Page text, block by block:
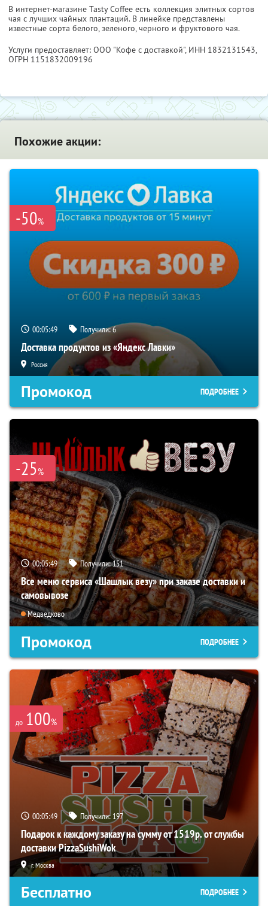
В интернет-магазине Tasty Coffee есть коллекция элитных сортов
чая с лучших чайных плантаций. В линейке представлены
известные сорта белого, зеленого, черного и фруктового чая.
Услуги предоставляет: ООО "Кофе с доставкой", ИНН 1832131543,
ОГРН 1151832009196
Похожие акции:
-50%
00:05:49 Получили:6
Доставка продуктов из «Яндекс Лавки»
Россия
Промокод ПОДРОБНЕЕ
-25%
00:05:49 Получили:151
Все меню сервиса «Шашлык везу» при заказе доставки и
самовывозе
Медведково
Промокод ПОДРОБНЕЕ
до 100%
00:05:49 Получили:197
Подарок к каждому заказу на сумму от 1519р. от службы
доставки PizzaSushiWok
г. Москва
Бесплатно ПОДРОБНЕЕ